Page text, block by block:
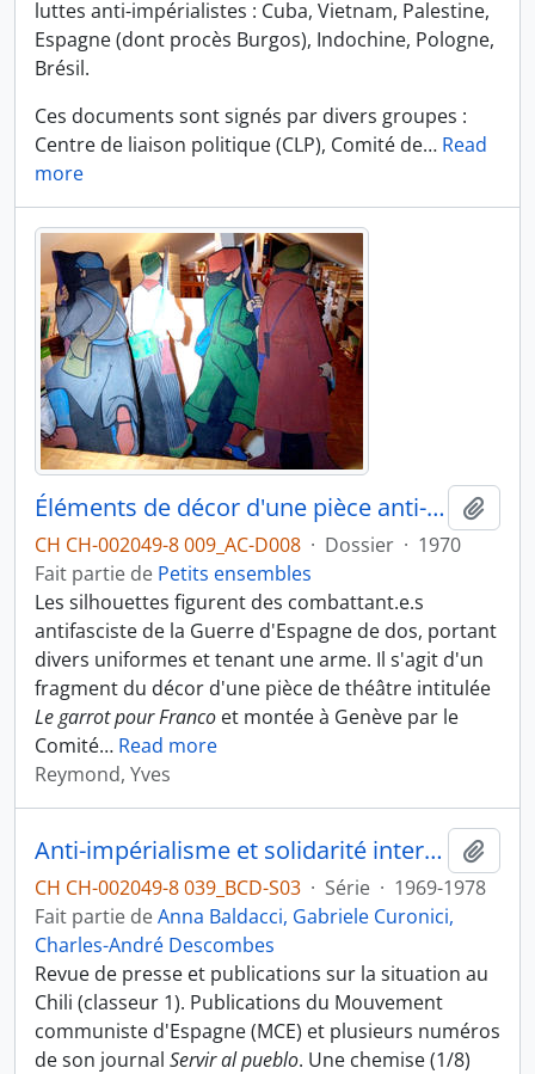
luttes anti-impérialistes : Cuba, Vietnam, Palestine,
Espagne (dont procès Burgos), Indochine, Pologne,
Brésil.
Ces documents sont signés par divers groupes :
Centre de liaison politique (CLP), Comité de… Read
more
Éléments de décor d'une pièce anti-franquiste
CH CH-002049-8 009_AC-D008 · Dossier · 1970
Fait partie de Petits ensembles
Les silhouettes figurent des combattant.e.s
antifasciste de la Guerre d'Espagne de dos, portant
divers uniformes et tenant une arme. Il s'agit d'un
fragment du décor d'une pièce de théâtre intitulée
Le garrot pour Franco et montée à Genève par le
Comité… Read more
Reymond, Yves
Anti-impérialisme et solidarité internationale
CH CH-002049-8 039_BCD-S03 · Série · 1969-1978
Fait partie deAnna Baldacci, Gabriele Curonici,
Charles-André Descombes
Revue de presse et publications sur la situation au
Chili (classeur 1). Publications du Mouvement
communiste d'Espagne (MCE) et plusieurs numéros
de son journal Servir al pueblo. Une chemise (1/8)